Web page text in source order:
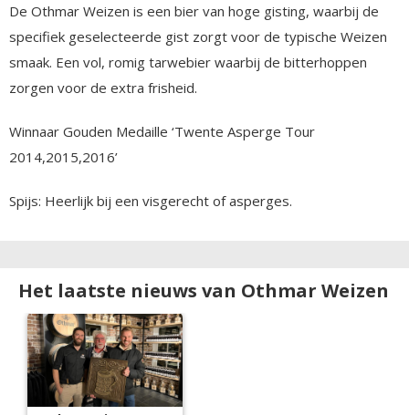
De Othmar Weizen is een bier van hoge gisting, waarbij de
specifiek geselecteerde gist zorgt voor de typische Weizen
smaak. Een vol, romig tarwebier waarbij de bitterhoppen
zorgen voor de extra frisheid.
Winnaar Gouden Medaille ‘Twente Asperge Tour
2014,2015,2016’
Spijs: Heerlijk bij een visgerecht of asperges.
Het laatste nieuws van Othmar Weizen